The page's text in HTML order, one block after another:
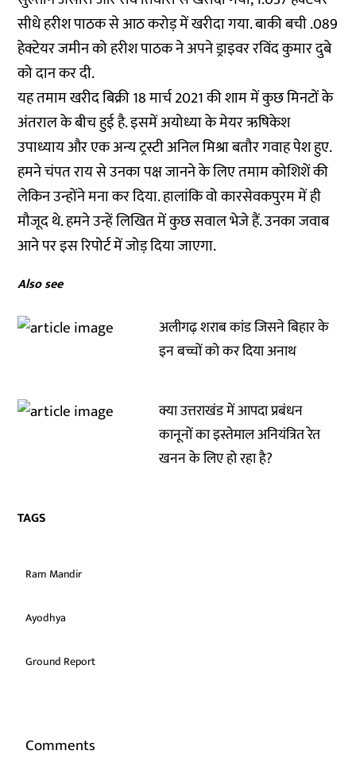
सीधे हरीश पाठक से आठ करोड़ में खरीदा गया. बाकी बची .089
हेक्टेयर जमीन को हरीश पाठक ने अपने ड्राइवर रविंद कुमार दुबे
को दान कर दी.
यह तमाम खरीद बिक्री 18 मार्च 2021 की शाम में कुछ मिनटों के
अंतराल के बीच हुई है. इसमें अयोध्या के मेयर ऋषिकेश
उपाध्याय और एक अन्य ट्रस्टी अनिल मिश्रा बतौर गवाह पेश हुए.
हमने चंपत राय से उनका पक्ष जानने के लिए तमाम कोशिशें की
लेकिन उन्होंने मना कर दिया. हालांकि वो कारसेवकपुरम में ही
मौजूद थे. हमने उन्हें लिखित में कुछ सवाल भेजे हैं. उनका जवाब
आने पर इस रिपोर्ट में जोड़ दिया जाएगा.
Also see
अलीगढ़ शराब कांड जिसने बिहार के
इन बच्चों को कर दिया अनाथ
क्या उत्तराखंड में आपदा प्रबंधन
कानूनों का इस्तेमाल अनियंत्रित रेत
खनन के लिए हो रहा है?
TAGS
Ram Mandir
Ayodhya
Ground Report
Comments